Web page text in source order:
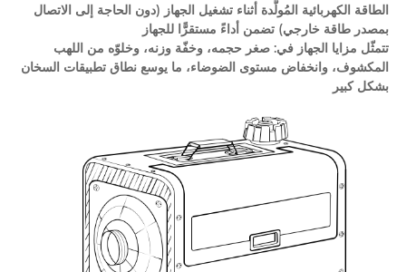
الطاقة الكهربائية المُولَّدة أثناء تشغيل الجهاز (دون الحاجة إلى الاتصال
تضمن أداءً مستقرًّا للجهاز
تتمثّل مزايا الجهاز في: صغر حجمه، وخفّة وزنه، وخلوّه من اللهب
المكشوف، وانخفاض مستوى الضوضاء، ما يوسع نطاق تطبيقات السخان